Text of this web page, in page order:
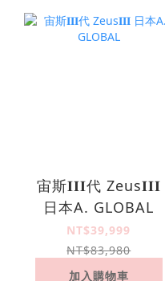
宙斯𝚰𝚰𝚰代 Zeus𝚰𝚰𝚰
日本A. GLOBAL
NT$39,999
NT$83,980
加入購物車